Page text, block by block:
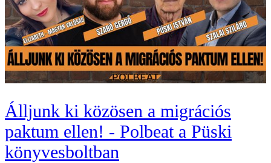
Álljunk ki közösen a migrációs
paktum ellen! - Polbeat a Püski
könyvesboltban